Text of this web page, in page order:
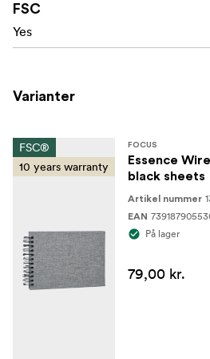
Dette album er en stilfuld
på.
FSC-C211920, er dette produkt
hjælper med at beskytte vores
FSC
Yes
Varianter
FSC®
10 years warranty
FOCUS
Essence
black sheets
Artikel nummer
EAN
På lager
79,00 kr.